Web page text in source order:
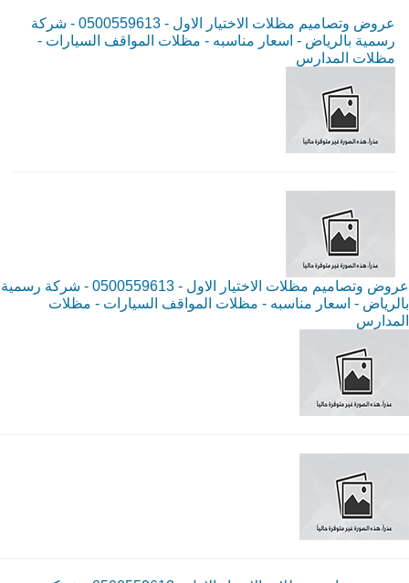
عروض وتصاميم مظلات الاختيار الاول - 0500559613 - شركة
رسمية بالرياض - اسعار مناسبه - مظلات المواقف السيارات -
مظلات المدارس
عروض وتصاميم مظلات الاختيار الاول - 0500559613 - شركة رسمية
بالرياض - اسعار مناسبه - مظلات المواقف السيارات - مظلات
المدارس